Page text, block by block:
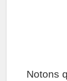
Notons